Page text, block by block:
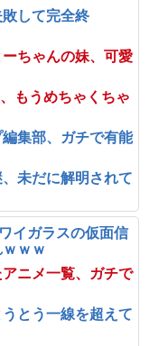
敗して完全終
ーちゃんの妹、可愛
もうめちゃくちゃ
編集部、ガチで有能
未だに解明されて
イガラスの仮面信
ｗｗ
アニメ一覧、ガチで
とう一線を超えて